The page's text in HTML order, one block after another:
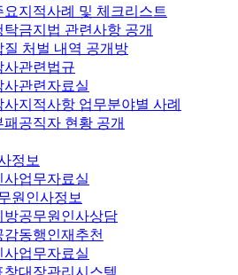
요지적사례 및 체크리스트
탁금지법 관련사항 공개
질 처벌 내역 공개방
사관련법규
사관련자료실
사지적사항 업무분야별 사례
패공직자 현황 공개
정보
사업무자료실
원인사정보
방공무원인사상담
감동행인재추천
사업무자료실
창대장관리시스템